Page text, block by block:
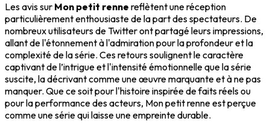
Les avis sur Mon petit renne reflètent une réception
particulièrement enthousiaste de la part des spectateurs. De
nombreux utilisateurs de Twitter ont partagé leurs impressions,
allant de l'étonnement à l'admiration pour la profondeur et la
complexité de la série. Ces retours soulignent le caractère
captivant de l’intrigue et l'intensité émotionnelle que la série
suscite, la décrivant comme une œuvre marquante et à ne pas
manquer. Que ce soit pour l'histoire inspirée de faits réels ou
pour la performance des acteurs, Mon petit renne est perçue
comme une série qui laisse une empreinte durable.